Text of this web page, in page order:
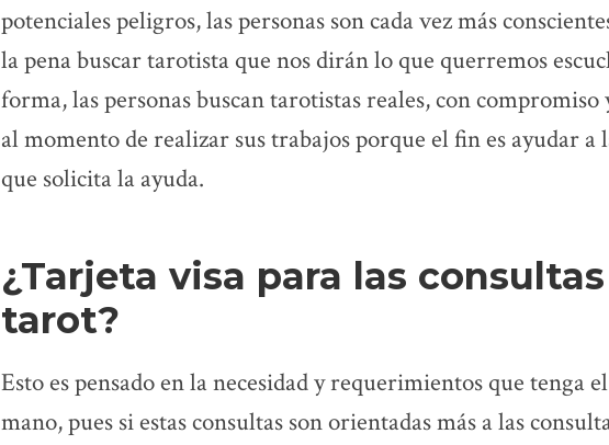
potenciales peligros, las personas son cada vez más
la pena buscar tarotista que nos dirán lo que querremos
forma, las personas buscan tarotistas reales, con compromiso
al momento de realizar sus trabajos porque el fin es ayudar a
que solicita la ayuda.
¿Tarjeta visa para las
tarot?
Esto es pensado en la necesidad y requerimientos que tenga
mano, pues si estas consultas son orientadas más a las